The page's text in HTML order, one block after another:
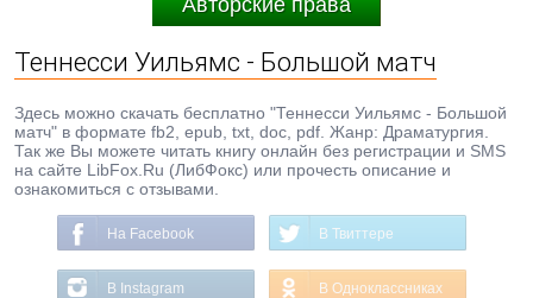
Авторские права
Теннесси Уильямс - Большой матч
Здесь можно скачать бесплатно "Теннесси Уильямс - Большой
матч" в формате fb2, epub, txt, doc, pdf. Жанр: Драматургия.
Так же Вы можете читать книгу онлайн без регистрации и SMS
на сайте LibFox.Ru (ЛибФокс) или прочесть описание и
ознакомиться с отзывами.
На Facebook В Твиттере
В Instagram В Одноклассниках